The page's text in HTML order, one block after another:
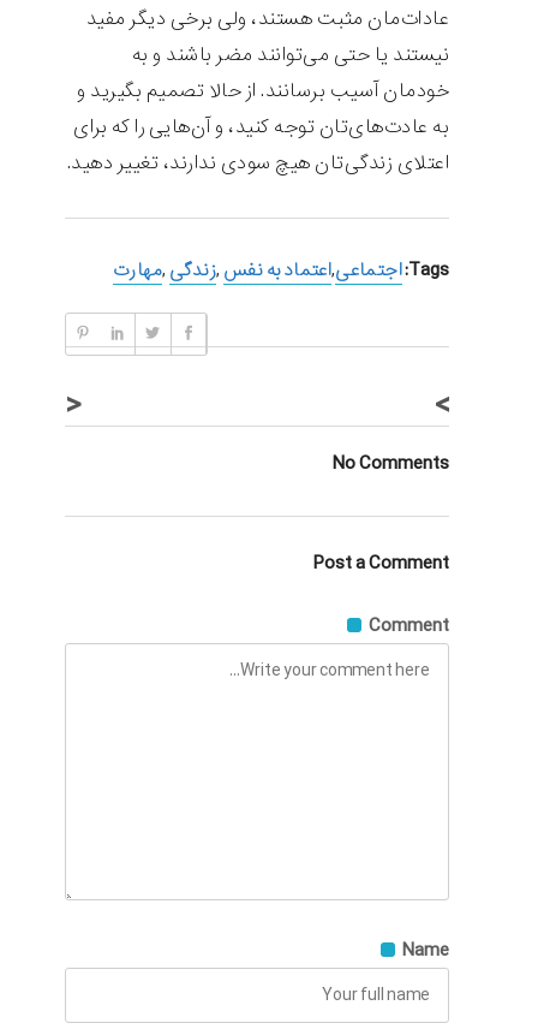
عادات‌مان مثبت هستند، ولی برخی دیگر مفید
نیستند یا حتی می‌توانند مضر باشند و به
خودمان آسیب برسانند. از حالا تصمیم بگیرید و
به عادت‌های‌تان توجه کنید، و آن‌هایی را که برای
اعتلای زندگی‌تان هیچ سودی ندارند، تغییر دهید.
Tags: اجتماعی,اعتماد به نفس ,زندگی ,مهارت
< >
No Comments
Post a Comment
Comment
Name